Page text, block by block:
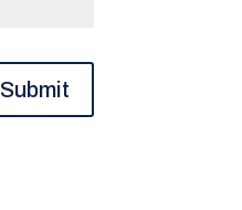
Submit